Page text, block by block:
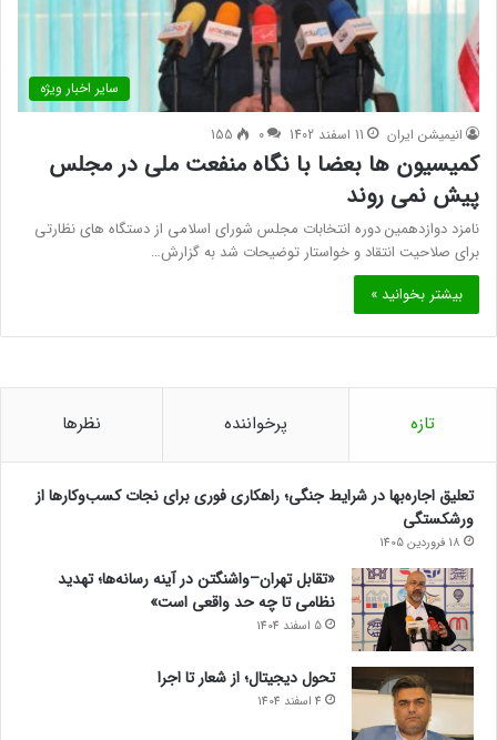
سایر اخبار ویژه
انیمیشن ایران 11 اسفند 1402 0
155
کمیسیون ها بعضا با نگاه منفعت ملی در مجلس
پیش نمی روند
نامزد دوازدهمین دوره انتخابات مجلس شورای اسلامی از دستگاه های نظارتی
برای صلاحیت انتقاد و خواستار توضیحات شد به گزارش…
بیشتر بخوانید »
تازه پرخواننده نظرها
تعلیق اجاره‌بها در شرایط جنگی؛ راهکاری فوری برای نجات کسب‌وکارها از
ورشکستگی
18 فروردین 1405
«تقابل تهران–واشنگتن در آینه رسانه‌ها؛ تهدید
نظامی تا چه حد واقعی است»
5 اسفند 1404
تحول دیجیتال؛ از شعار تا اجرا
4 اسفند 1404